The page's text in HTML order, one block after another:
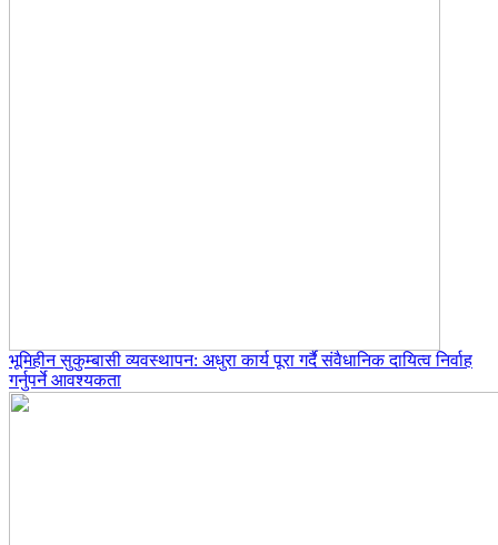
भूमिहीन सुकुम्बासी व्यवस्थापन: अधुरा कार्य पूरा गर्दै संवैधानिक दायित्व निर्वाह
गर्नुपर्ने आवश्यकता